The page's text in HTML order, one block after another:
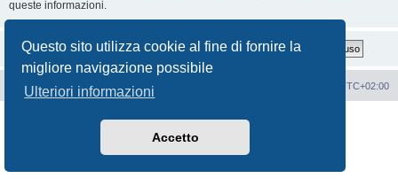
Questo sito utilizza cookie al fine di fornire la
migliore navigazione possibile
Ulteriori informazioni
Accetto
queste informazioni.
Portale Indice Forum UTC+02:00
Traduzione Italiana